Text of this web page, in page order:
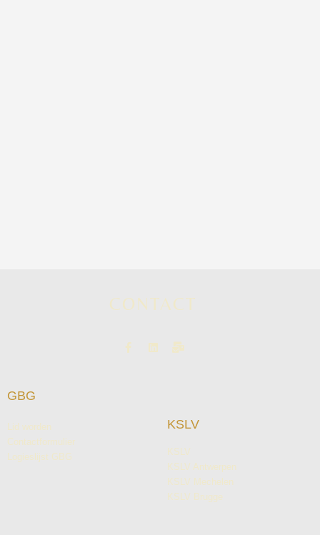
CONTACT
GBG
Lid worden
Contactformulier
Logieslijst GBG
KSLV
KSLV
KSLV Antwerpen
KSLV Mechelen
KSLV Brugge